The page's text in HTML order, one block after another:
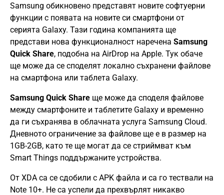
Samsung обикновено представят новите софтуерни
функции с появата на новите си смартфони от
серията Galaxy. Тази година компанията ще
представи нова функционалност наречена Samsung
Quick Share, подобна на AirDrop на Apple. Тук обаче
ще може да се споделят локално съхранени файлове
на смартфона или таблета Galaxy.
Samsung Quick Share ще може да споделя файлове
между смартфоните и таблетите Galaxy и временно
да ги съхранява в облачната услуга Samsung Cloud.
Дневното ограничение за файлове ще е в размер на
1GB-2GB, като те ще могат да се стриймват към
Smart Things поддържаните устройства.
От XDA са се сдобили с APK файла и са го тествали на
Note 10+. Не са успели да прехвърлят никакво